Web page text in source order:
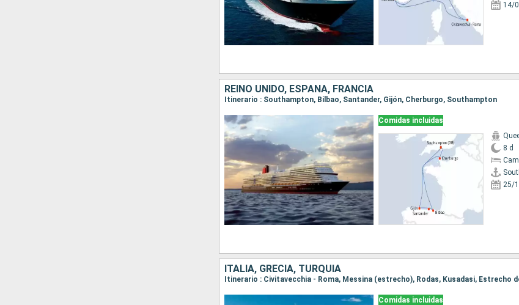
14/
REINO UNIDO, ESPAÑA, FRANCIA
Itinerario : Southampton, Bilbao, Santander, Gijón, Cherburgo, Southampton
Comidas incluidas
8 d
25/
ITALIA, GRECIA, TURQUÍA
Comidas incluidas